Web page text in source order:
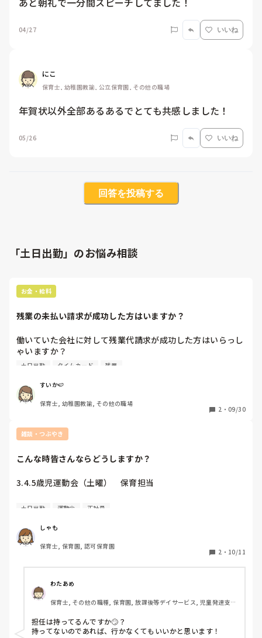
04/27 いいね
にこ
保育士, 幼稚園教諭, 公立保育園, その他の職場
年賀状以外全部あるあるでとても共感しました！
05/26 いいね
回答を投稿する
「土日出勤」のお悩み相談
お金・給料
残業の未払い請求が成功した方はいますか？
働いていた会社に対して残業代請求が成功した方はいらっし
ゃいますか？
退職後、残業代や休日出勤手当が支払われて無いことに対し
した。ただ、証拠としてもっている情報がかなり弱いです。
家族に帰宅を伝えるLINE
くらいです。
す。
た、そういった残業の申請をした等の証拠がないと「勝手に
難しい問題です。
退職後でも出来る証拠集めはありますでしょうか。
土日出勤 タイムカード 残業
すいか🍉
保育士, 幼稚園教諭, その他の職場
2 ・ 09/30
雑談・つぶやき
こんな時皆さんならどうしますか？
3.4.5歳児運動会（土曜）　保育担当
運動会は予備日に延期になったけど3.4.5歳児で預ける子1人
た。
が、しかし前日になってやっぱり利用しないと言われ、土曜
出勤なしに…
園長→（日曜）は予定通り2人とも休んで
主任→どっちがいい？？　休んじゃいなよ〜！
運動会係→日曜お願い！
園長休めって言ってるけど、、、と伝えた
ら
どっちがいい？からの、休んでオッケー
土日出勤 運動会 正社員
しゃも
保育士, 保育園, 認可保育園
2 ・ 10/11
わたあめ
保育士, その他の職種, 保育園, 放課後等デイサービス, 児童発達支援
担任は持ってるんですか🙄？
持ってないのであれば、行かなくてもいいかと思います！